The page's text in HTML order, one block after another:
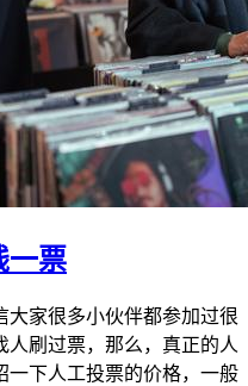
一票
大家很多小伙伴都参加过很
人刷过票，那么，真正的人
一下人工投票的价格，一般